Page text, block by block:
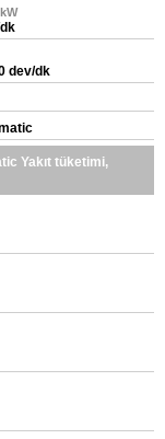
dev/dk
Yakıt tüketimi,